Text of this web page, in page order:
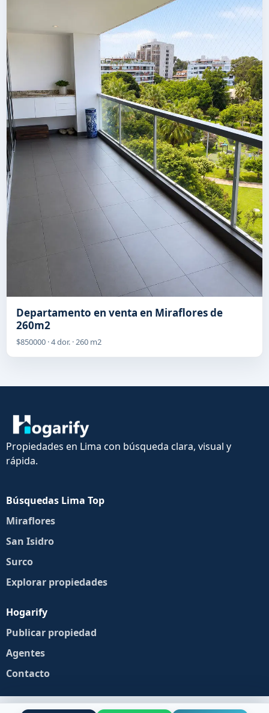
Departamento en venta en Miraflores de
260m2
$850000 · 4 dor. · 260 m2
Propiedades en Lima con búsqueda clara, visual y
rápida.
Búsquedas Lima Top
Miraflores
San Isidro
Surco
Explorar propiedades
Hogarify
Publicar propiedad
Agentes
Contacto